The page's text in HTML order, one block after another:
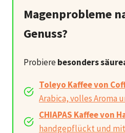
Magenprobleme
Genuss?
Probierebesonders
Toleyo Kaffee von
Arabica, volles Aroma
CHIAPAS Kaffee von
handgepflückt und